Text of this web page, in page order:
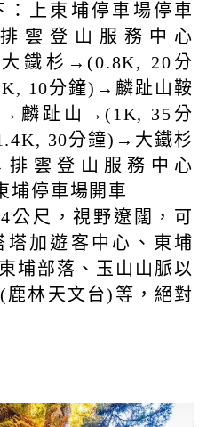
上東埔停車場停車
雲登山服務中心
鐵杉→(0.8K, 20分
10分鐘)→麟趾山鞍
麟趾山→(1K, 35分
30分鐘)→大鐵杉
雲登山服務中心
停車場開車
公尺，視野遼闊，可
加遊客中心、東埔
埔部落、玉山山脈以
林天文台)等，絕對